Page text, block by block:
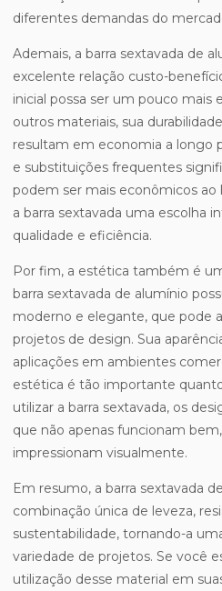
diferentes demandas do
Ademais, a barra sextavada de
excelente relação custo-
inicial possa ser um pouco mais
outros materiais, sua
resultam em economia a longo
e substituições frequentes
podem ser mais econômicos
a barra sextavada uma escolha
qualidade e eficiência.
Por fim, a estética também é
barra sextavada de alumínio
moderno e elegante, que pode
projetos de design. Sua
aplicações em ambientes
estética é tão importante
utilizar a barra sextavada, os
que não apenas funcionam
impressionam visualmente.
Em resumo, a barra sextavada
combinação única de leveza,
sustentabilidade, tornando-a
variedade de projetos. Se você
utilização desse material em